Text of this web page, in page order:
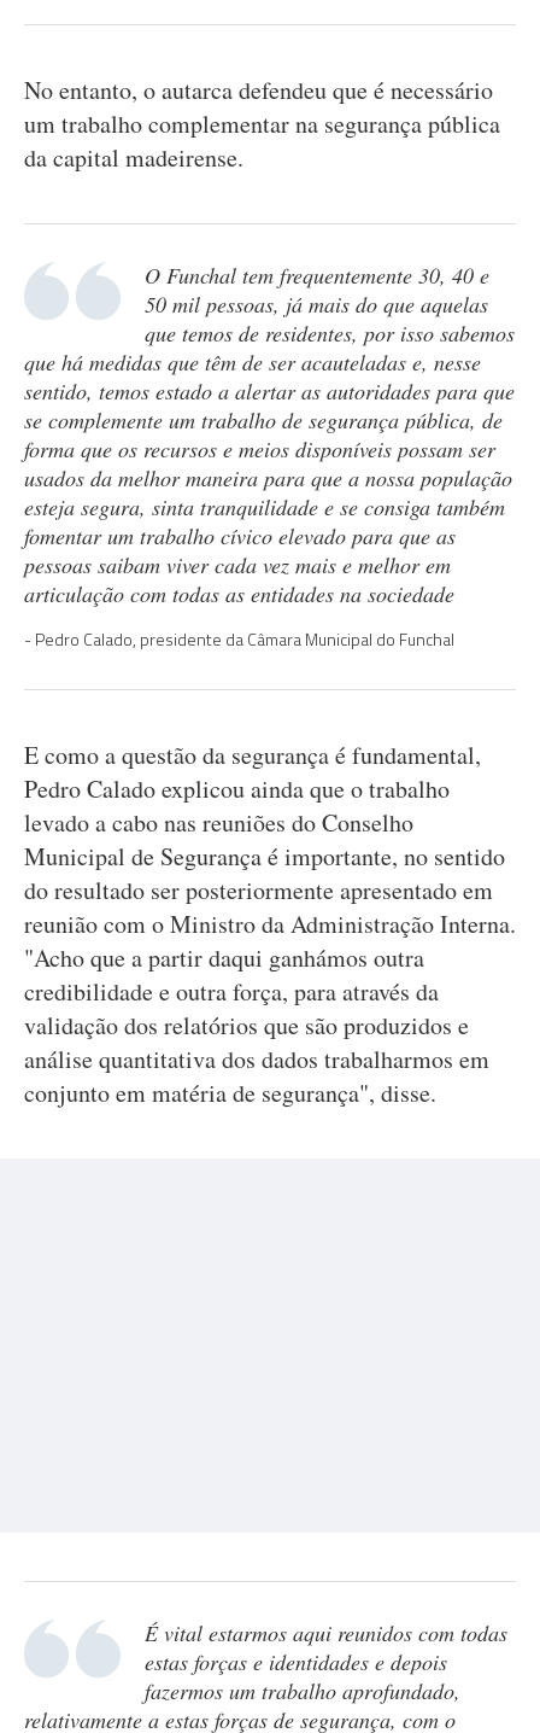
No entanto, o autarca defendeu que é necessário
um trabalho complementar na segurança pública
da capital madeirense.
O Funchal tem frequentemente 30, 40 e
50 mil pessoas, já mais do que aquelas
que temos de residentes, por isso sabemos
que há medidas que têm de ser acauteladas e, nesse
sentido, temos estado a alertar as autoridades para que
se complemente um trabalho de segurança pública, de
forma que os recursos e meios disponíveis possam ser
usados da melhor maneira para que a nossa população
esteja segura, sinta tranquilidade e se consiga também
fomentar um trabalho cívico elevado para que as
pessoas saibam viver cada vez mais e melhor em
articulação com todas as entidades na sociedade
Pedro Calado, presidente da Câmara Municipal do Funchal
E como a questão da segurança é fundamental,
Pedro Calado explicou ainda que o trabalho
levado a cabo nas reuniões do Conselho
Municipal de Segurança é importante, no sentido
do resultado ser posteriormente apresentado em
reunião com o Ministro da Administração Interna.
"Acho que a partir daqui ganhámos outra
credibilidade e outra força, para através da
validação dos relatórios que são produzidos e
análise quantitativa dos dados trabalharmos em
conjunto em matéria de segurança", disse.
É vital estarmos aqui reunidos com todas
estas forças e identidades e depois
fazermos um trabalho aprofundado,
relativamente a estas forças de segurança, com o